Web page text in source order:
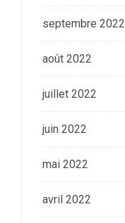
septembre 2022
août 2022
juillet 2022
juin 2022
mai 2022
avril 2022